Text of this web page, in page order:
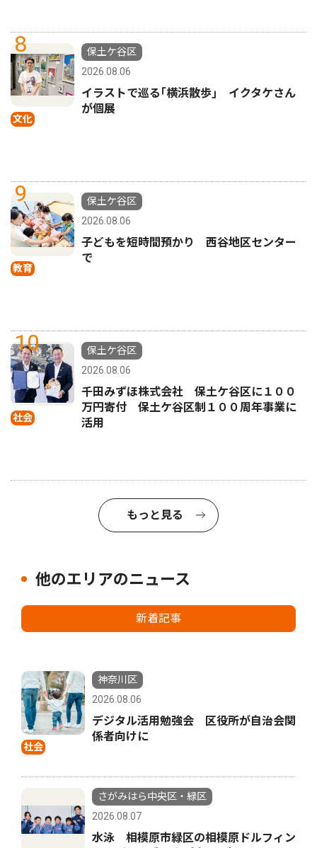
8
文化
保土ケ谷区
2026.08.06
イラストで巡る｢横浜散歩｣ イクタケさん
が個展
9
教育
保土ケ谷区
2026.08.06
子どもを短時間預かり 西谷地区センター
で
10
社会
保土ケ谷区
2026.08.06
千田みずほ株式会社 保土ケ谷区に１００
万円寄付 保土ケ谷区制１００周年事業に
活用
もっと見る
他のエリアのニュース
新着記事
社会
神奈川区
2026.08.06
デジタル活用勉強会 区役所が自治会関
係者向けに
さがみはら中央区・緑区
2026.08.07
水泳 相模原市緑区の相模原ドルフィン